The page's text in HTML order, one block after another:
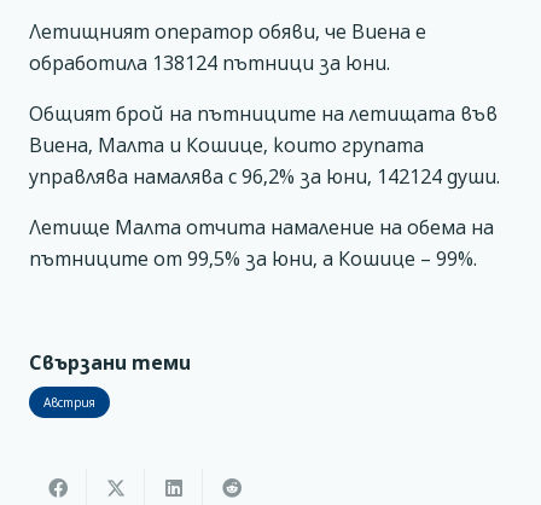
Летищният оператор обяви, че Виена е
обработила 138124 пътници за юни.
Общият брой на пътниците на летищата във
Виена, Малта и Кошице, които групата
управлява намалява с 96,2% за юни, 142124 души.
Летище Малта отчита намаление на обема на
пътниците от 99,5% за юни, а Кошице – 99%.
Свързани теми
Австрия